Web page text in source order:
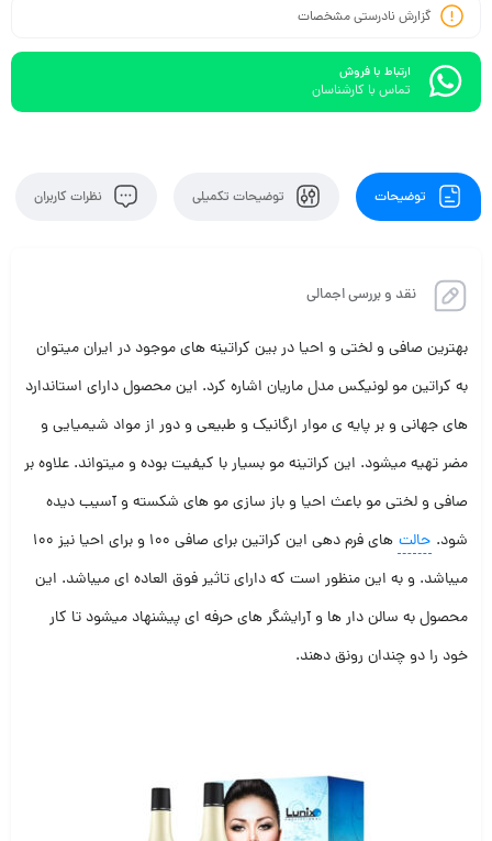
گزارش نادرستی مشخصات
ارتباط با فروش
تماس با کارشناسان
توضیحات توضیحات تکمیلی نظرات کاربران
نقد و بررسی اجمالی
بهترین صافی و لختی و احیا در بین کراتینه های موجود در ایران میتوان
به کراتین مو لونیکس مدل ماریان اشاره کرد. این محصول دارای استاندارد
های جهانی و بر پایه ی موار ارگانیک و طبیعی و دور از مواد شیمیایی و
مضر تهیه میشود. این کراتینه مو بسیار با کیفیت بوده و میتواند. علاوه بر
صافی و لختی مو باعث احیا و باز سازی مو های شکسته و آسیب دیده
شود. حالت
های فرم دهی این کراتین برای صافی 100 و برای احیا نیز 100
میباشد. و به این منظور است که دارای تاثیر فوق العاده ای میباشد. این
محصول به سالن دار ها و آرایشگر های حرفه ای پیشنهاد میشود تا کار
خود را دو چندان رونق دهند.